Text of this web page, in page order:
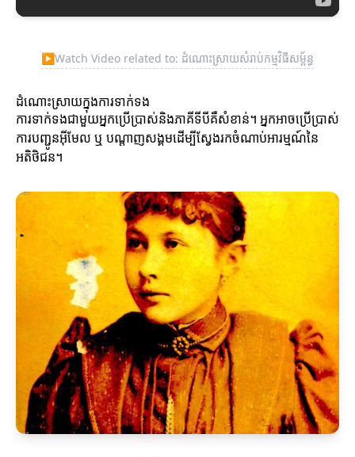
▶Watch Video related to: ដំណោះស្រាយសំរាប់កម្មវិធីសម្ព័ន្ធ
ដំណោះស្រាយក្នុងការទាក់ទង
ការទាក់ទងជាមួយអ្នកប្រើប្រាស់និងភាគីទីបីគឺសំខាន់។ អ្នកអាចប្រើប្រាស់
ការបញ្ជូនអ៊ីមែល ឬ បណ្ដាញសង្គមដើម្បីស្វែងរកចំណាប់អារម្មណ៍នៃ
អតិថិជន។